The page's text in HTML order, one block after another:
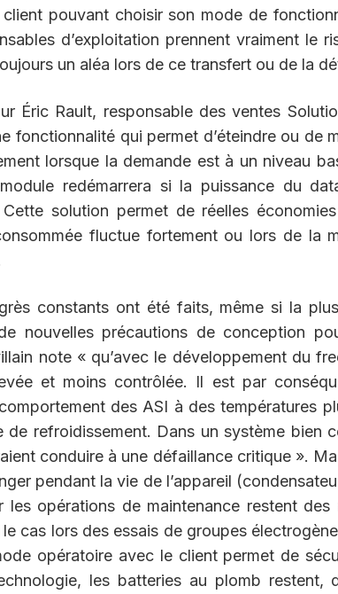
pouvant choisir son mode de
d’exploitation prennent vraiment le
un aléa lors de ce transfert ou de la
Éric Rault, responsable des ventes
fonctionnalité qui permet d’éteindre ou de
lorsque la demande est à un niveau
redémarrera si la puissance du
solution permet de réelles
fluctue fortement ou lors de la
constants ont été faits, même si la
nouvelles précautions de conception
note « qu’avec le développement du
et moins contrôlée. Il est par
des ASI à des températures
de refroidissement. Dans un système bien
conduire à une défaillance critique ».
pendant la vie de l’appareil
les opérations de maintenance restent des
le cas lors des essais de groupes
opératoire avec le client permet de
les batteries au plomb